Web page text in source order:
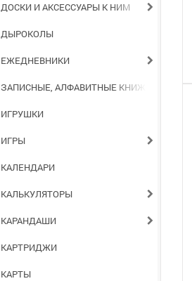
ДОСКИ И АКСЕССУАРЫ К НИМ
ДЫРОКОЛЫ
ЕЖЕДНЕВНИКИ
ЗАПИСНЫЕ, АЛФАВИТНЫЕ КНИЖКИ
ИГРУШКИ
ИГРЫ
КАЛЕНДАРИ
КАЛЬКУЛЯТОРЫ
КАРАНДАШИ
КАРТРИДЖИ
КАРТЫ